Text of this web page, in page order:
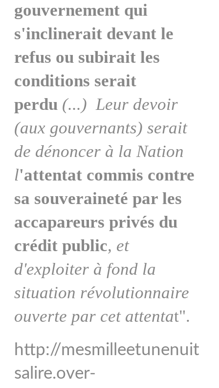
gouvernement qui
s'inclinerait devant le
refus ou subirait les
conditions serait
perdu (...) Leur devoir
(aux gouvernants) serait
de dénoncer à la Nation
l'attentat commis contre
sa souveraineté par les
accapareurs privés du
crédit public, et
d'exploiter à fond la
situation révolutionnaire
ouverte par cet attentat".
http://mesmilleetunenuit
salire.over-